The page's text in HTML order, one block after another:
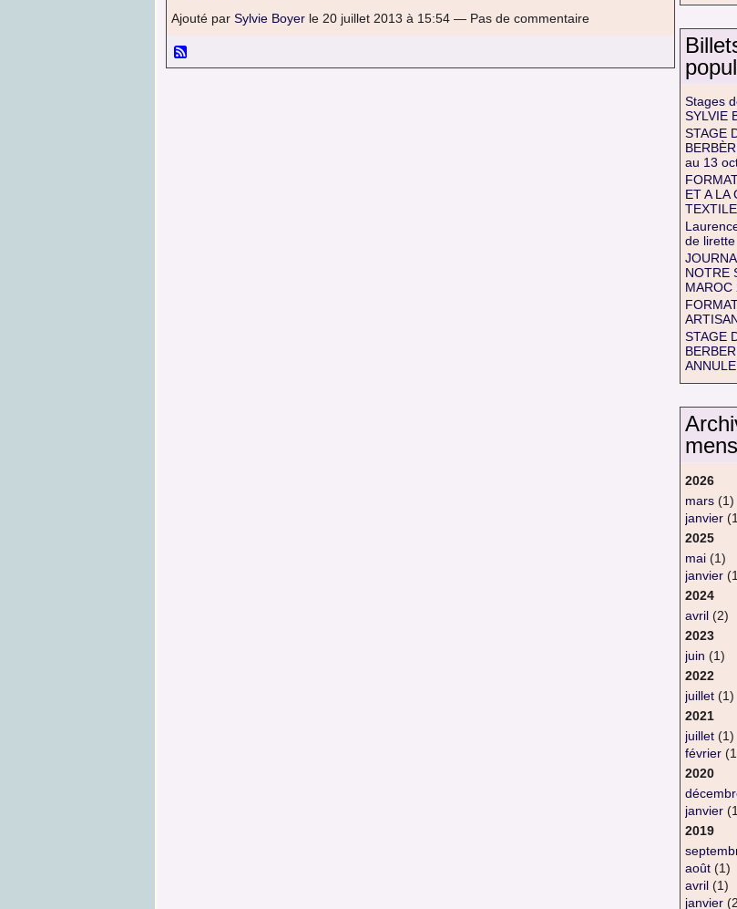
Ajouté par Sylvie Boyer le 20 juillet 2013 à 15:54 — Pas de commentaire
Stages
SYLVIE
STAGE
au 13
ET A LA
de lirette
NOTRE
MAROC
STAGE
2026
mars (1)
janvier
2025
mai (1)
janvier
2024
avril (2)
2023
juin (1)
2022
juillet (1)
2021
juillet (1)
février
2020
janvier
2019
août (1)
avril (1)
janvier